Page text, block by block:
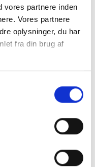
vores partnere inden
Vores partnere
oplysninger, du har
fra din brug af
– alle
1. januar
ved